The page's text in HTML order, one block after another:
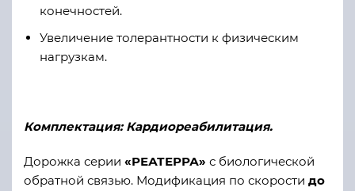
конечностей.
Увеличение толерантности к физическим
нагрузкам.
Комплектация: Кардиореабилитация.
Дорожка серии «РЕАТЕРРА» с биологической
обратной связью. Модификация по скорости до